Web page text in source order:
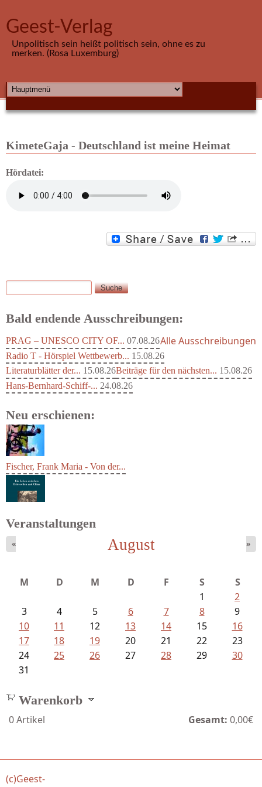
Geest-Verlag
Unpolitisch sein heißt politisch sein, ohne es zu
merken. (Rosa Luxemburg)
HAUPTMENÜ
KimeteGaja - Deutschland ist meine Heimat
Hördatei:
Suchformular
Suche
Bald endende Ausschreibungen:
PRAG – UNESCO CITY OF... 07.08.26
Radio T - Hörspiel Wettbewerb... 15.08.26
Literaturblätter der... 15.08.26Beiträge für den nächsten... 15.08.26
Hans-Bernhard-Schiff-... 24.08.26
Alle Ausschreibungen
Neu erschienen:
Fischer, Frank Maria - Von der...
Veranstaltungen
August
« »
M D M D F S
S
1
2
3
4 5 6 7 8
9
10
11 12 13 14 15
16
17
18 19 20 21 22
23
24
25 26 27 28 29
30
31
Warenkorb
0Artikel Gesamt: 0,00€
(c)Geest-